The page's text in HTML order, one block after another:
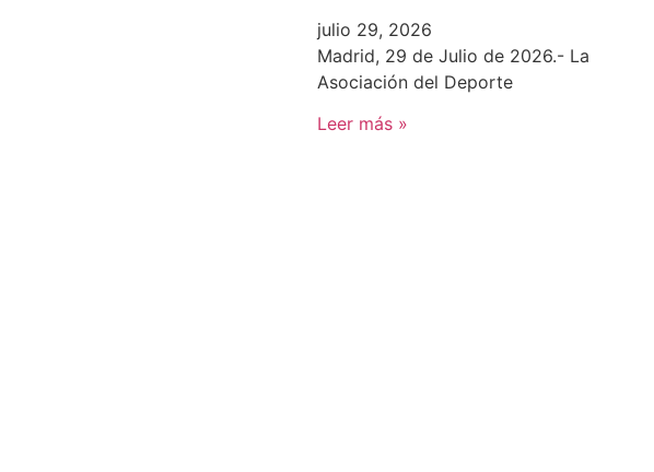
julio 29, 2026
Madrid, 29 de Julio de 2026.- La
Asociación del Deporte
Leer más »